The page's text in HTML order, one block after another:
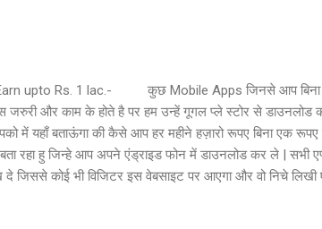
upto Rs. 1 lac.- कुछ Mobile Apps जिनसे आप बिना
जरुरी और काम के होते है पर हम उन्हें गूगल प्ले स्टोर से
में यहाँ बताऊंगा की कैसे आप हर महीने हज़ारो रूपए बिना एक रूपए
रहा हु जिन्हे आप अपने एंड्राइड फोन में डाउनलोड कर ले | सभी
कोई भी विजिटर इस वेबसाइट पर आएगा और वो निचे लिखी